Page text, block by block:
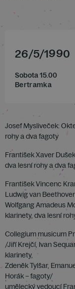
26/5/1990
Sobota 15.00
Bertramka
Josef Mysliveček:
rohy a dva fagoty
František Xaver
dva lesní rohy a dva
František Vincenc
Ludwig van
Wolfgang Amadeus
klarinety, dva lesní
Collegium musicum
/Jiří Krejčí, Ivan
klarinety,
Zdeněk Tylšar,
Horák – fagoty/
umělecký vedoucí